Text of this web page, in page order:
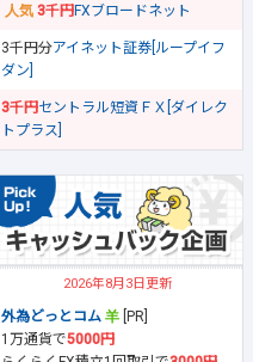
3千円FXブロードネット
3千円分アイネット証券[ループイフ
ダン]
3千円セントラル短資ＦＸ[ダイレク
トプラス]
2026年8月3日更新
外為どっとコム
[PR]
1万通貨で5000円